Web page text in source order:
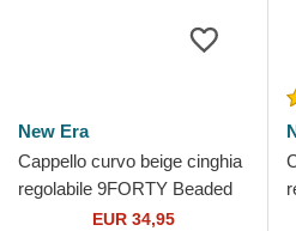
New Era
Cappello curvo beige cinghia
regolabile 9FORTY Beaded
dei New York Yankees MLB
EUR 34,95